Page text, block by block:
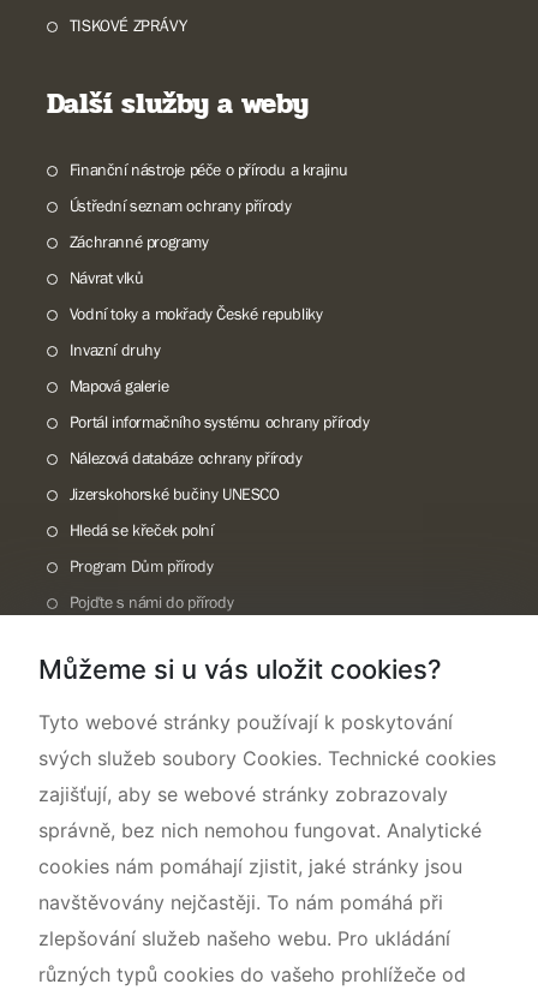
TISKOVÉ ZPRÁVY
Další služby a weby
Finanční nástroje péče o přírodu a krajinu
Ústřední seznam ochrany přírody
Záchranné programy
Návrat vlků
Vodní toky a mokřady České republiky
Invazní druhy
Mapová galerie
Portál informačního systému ochrany přírody
Nálezová databáze ochrany přírody
Jizerskohorské bučiny UNESCO
Hledá se křeček polní
Program Dům přírody
Pojďte s námi do přírody
Rok CHKO pod záštitou České komise pro UNESCO
Můžeme si u vás uložit cookies?
Tyto webové stránky používají k poskytování
svých služeb soubory Cookies. Technické cookies
zajišťují, aby se webové stránky zobrazovaly
správně, bez nich nemohou fungovat. Analytické
cookies nám pomáhají zjistit, jaké stránky jsou
navštěvovány nejčastěji. To nám pomáhá při
zlepšování služeb našeho webu. Pro ukládání
různých typů cookies do vašeho prohlížeče od